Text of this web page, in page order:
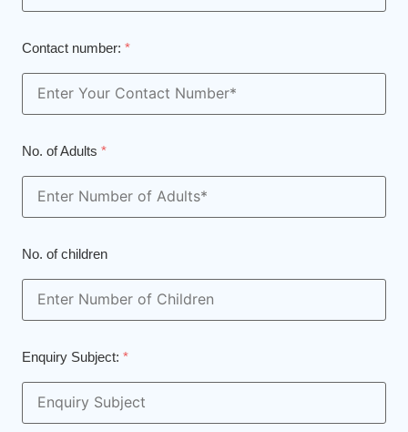
Contact number: *
No. of Adults *
No. of children
Enquiry Subject: *